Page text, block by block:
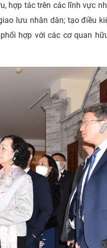
hợp tác trên các lĩnh vực
lưu nhân dân; tạo điều
hợp với các cơ quan